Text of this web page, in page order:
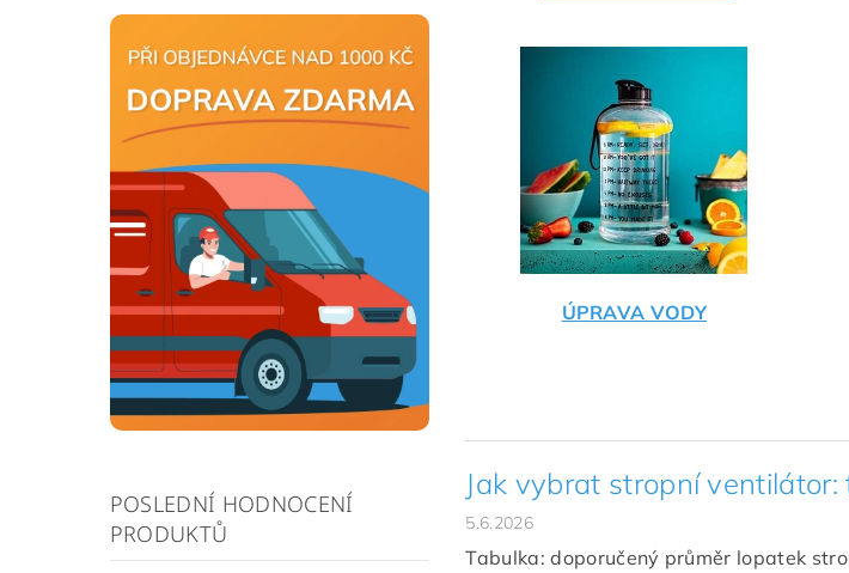
POSLEDNÍ HODNOCENÍ
PRODUKTŮ
ÚPRAVA VODY
Jak vybrat stropní
5.6.2026
Tabulka: doporučený průměr lopatek